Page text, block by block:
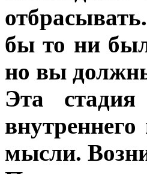
бы то ни
но вы
Эта
мысли.